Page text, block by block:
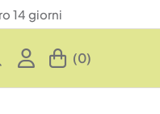
14 giorni
(0)